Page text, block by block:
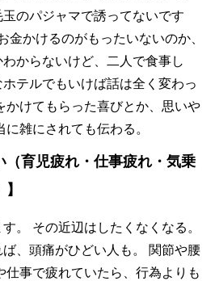
のパジャマで誘ってないです
金かけるのがもったいないのか、
からないけど、二人で食事し
テルでもいけば話は全く変わっ
かけてもらった喜びとか、思いや
に雑にされても伝わる。
（育児疲れ・仕事疲れ・気乗
。 その近辺はしたくなくなる。
、頭痛がひどい人も。 関節や腰
仕事で疲れていたら、行為よりも